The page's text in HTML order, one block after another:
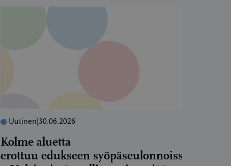
Uutinen 30.06.2026
Kolme aluetta
erottuu edukseen syöpäseulonnoissa